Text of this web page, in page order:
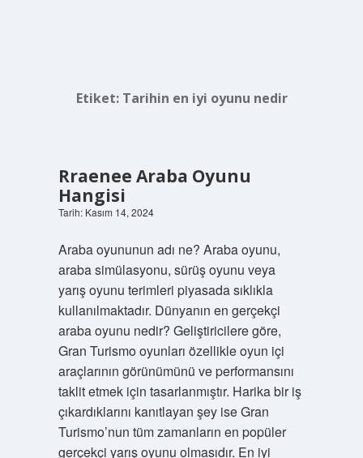
Etiket: Tarihin en iyi oyunu nedir
Rraenee Araba Oyunu
Hangisi
Tarih: Kasım 14, 2024
Araba oyununun adı ne? Araba oyunu,
araba simülasyonu, sürüş oyunu veya
yarış oyunu terimleri piyasada sıklıkla
kullanılmaktadır. Dünyanın en gerçekçi
araba oyunu nedir? Geliştiricilere göre,
Gran Turismo oyunları özellikle oyun içi
araçlarının görünümünü ve performansını
taklit etmek için tasarlanmıştır. Harika bir iş
çıkardıklarını kanıtlayan şey ise Gran
Turismo’nun tüm zamanların en popüler
gerçekçi yarış oyunu olmasıdır. En iyi